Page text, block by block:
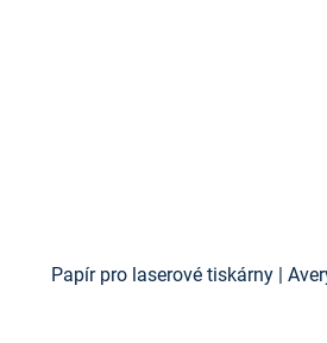
Papír pro laserové tiskárny |